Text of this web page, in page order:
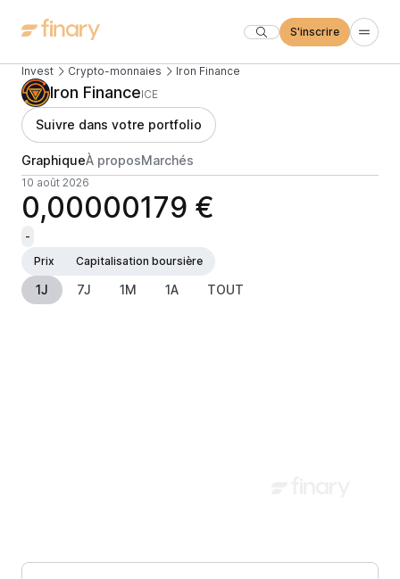
S'inscrire
Invest Crypto-monnaies Iron Finance
Iron FinanceICE
Suivre dans votre portfolio
GraphiqueÀ proposMarchés
10 août 2026
0,00000179 €
-
Prix
Capitalisation boursière
1J 7J 1M 1A TOUT